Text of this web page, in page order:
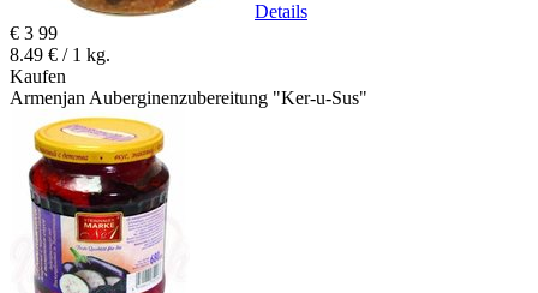
Details
€ 3 99
8.49 € / 1 kg.
Kaufen
Armenjan Auberginenzubereitung "Ker-u-Sus"